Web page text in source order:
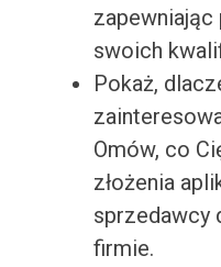
zapewniając
swoich
Pokaż,
Omów, co
złożenia
sprzedawcy
firmie.